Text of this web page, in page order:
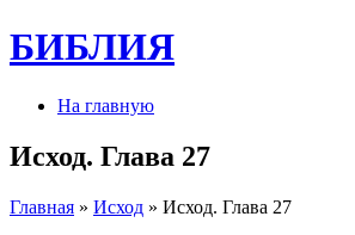
БИБЛИЯ
На главную
Исход. Глава 27
Главная » Исход » Исход. Глава 27